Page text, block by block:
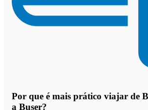
Por que é mais prático viajar de
a Buser?